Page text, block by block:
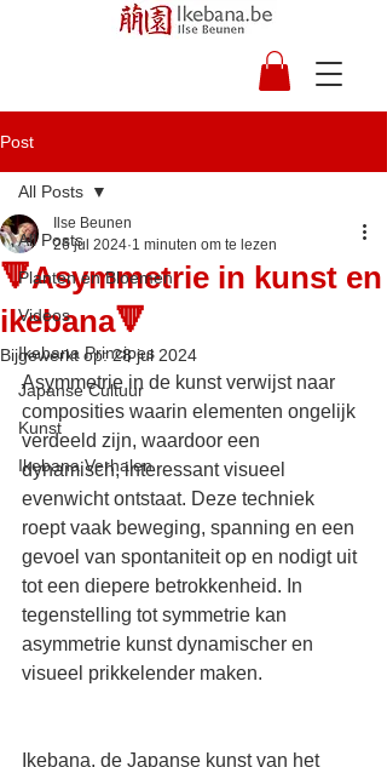
Post
All Posts
Planten en Bloemen
Videos
Ikebana Principes
Japanse Cultuur
Kunst
Ikebana Verhalen
All Posts
🔻Asymmetrie in kunst en
ikebana🔻
Ilse Beunen
26 jul 2024 1 minuten om te lezen
Bijgewerkt op:28 jul 2024
Asymmetrie in de kunst verwijst naar
composities waarin elementen ongelijk
verdeeld zijn, waardoor een
dynamisch, interessant visueel
evenwicht ontstaat. Deze techniek
roept vaak beweging, spanning en een
gevoel van spontaniteit op en nodigt uit
tot een diepere betrokkenheid. In
tegenstelling tot symmetrie kan
asymmetrie kunst dynamischer en
visueel prikkelender maken.
Ikebana, de Japanse kunst van het